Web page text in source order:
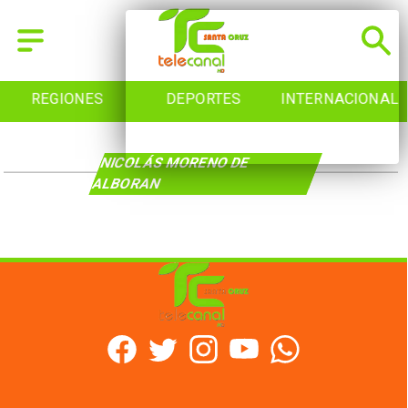
REGIONES DEPORTES INTERNACIONAL
NICOLÁS MORENO DE
ALBORAN